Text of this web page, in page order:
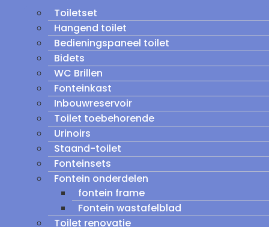
Toiletset
Hangend toilet
Bedieningspaneel toilet
Bidets
WC Brillen
Fonteinkast
Inbouwreservoir
Toilet toebehorende
Urinoirs
Staand-toilet
Fonteinsets
Fontein onderdelen
fontein frame
Fontein wastafelblad
Toilet renovatie